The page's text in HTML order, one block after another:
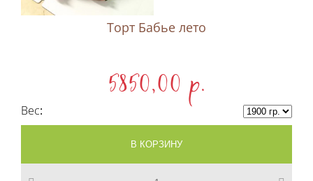
Торт Бабье лето
5850,00 p.
Вес